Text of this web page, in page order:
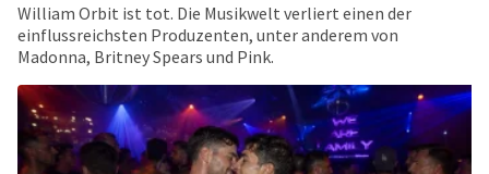
William Orbit ist tot. Die Musikwelt verliert einen der
einflussreichsten Produzenten, unter anderem von
Madonna, Britney Spears und Pink.